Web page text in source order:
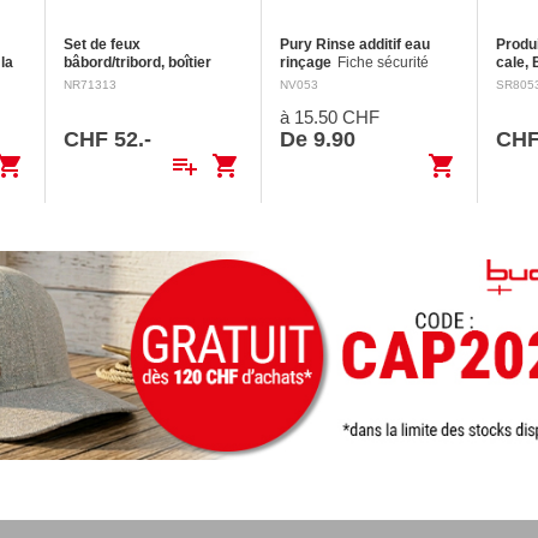
Set de feux
bâbord/tribord, boîtier
noir Montage vertical 12 V
NR71313
CHF 52.-
playlist_add shopping_cart
Pury Rinse additif eau
rinçage Fiche sécurité
Nettoie les réservoirs d'eau
mobiles avec de l'acide
citrique. Assure une odeur
fraîche grâce à l'huile de…
NV053
à 15.50 CHF
De 9.90
shopping_cart
cale,
Fiche
H318